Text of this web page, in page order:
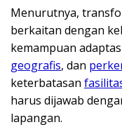
Menurutnya,
berkaitan dengan
kemampuan
geografis, dan
keterbatasan
harus dijawab
lapangan.